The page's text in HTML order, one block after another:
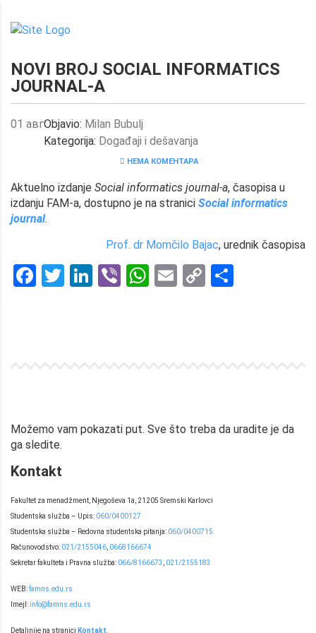
NOVI BROJ SOCIAL INFORMATICS
JOURNAL-A
01 авгObjavio: Milan Bubulj
Kategorija: Događaji i dešavanja
НЕМА КОМЕНТАРА
Aktuelno izdanje Social informatics journal-a, časopisa u
izdanju FAM-a, dostupno je na stranici Social informatics
journal.
Prof. dr Momčilo Bajac, urednik časopisa
Facebook
Twitter
LinkedIn
ViberWhatsApp
Email
Copy
Možemo vam pokazati put. Sve što treba da uradite je da
ga sledite.
Kontakt
Fakultet za menadžment, Njegoševa 1a, 21205 Sremski Karlovci
Studentska služba – Upis: 060/0400127
Studentska služba – Redovna studentska pitanja: 060/0400715
Računovodstvo: 021/2155046 0668166674
Sekretar fakulteta i Pravna služba: 066/8166673 021/2155183
WEB:famns.edu.rs
Imejl:info@famns.edu.rs
Detaljnije na stranici Kontakt